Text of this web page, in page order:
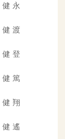
健 永
健 渡
健 登
健 篤
健 翔
健 遙